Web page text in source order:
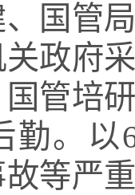
、国管
政府
管培
勤。以
等严